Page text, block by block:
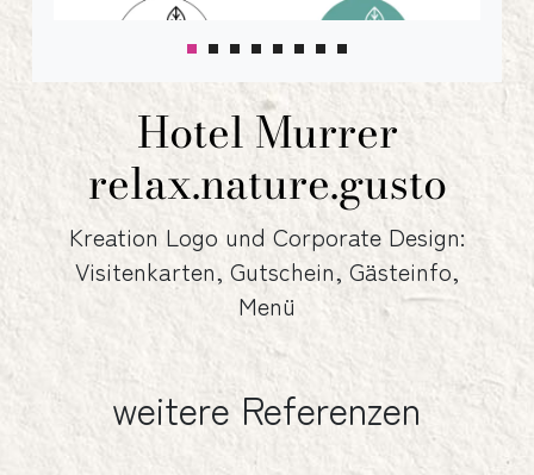
Hotel Murrer
relax.nature.gusto
Kreation Logo und Corporate Design:
Visitenkarten, Gutschein, Gästeinfo,
Menü
weitere Referenzen